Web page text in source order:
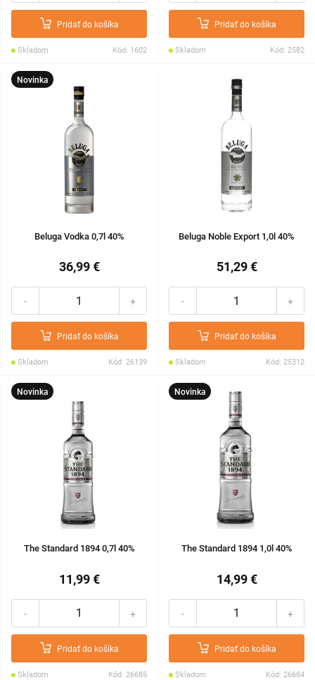
Pridať do košíka
Skladom Kód: 1602
Pridať do košíka
Skladom Kód: 2582
Novinka
Beluga Vodka 0,7l 40%
36,99 €
- +
Pridať do košíka
Skladom Kód: 26139
Beluga Noble Export 1,0l 40%
51,29 €
- +
Pridať do košíka
Skladom Kód: 25312
Novinka
The Standard 1894 0,7l 40%
11,99 €
- +
Pridať do košíka
Skladom Kód: 26685
Novinka
The Standard 1894 1,0l 40%
14,99 €
- +
Pridať do košíka
Skladom Kód: 26684